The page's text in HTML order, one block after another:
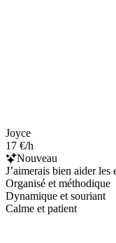
Joyce
17 €/h
Nouveau
J’aimerais bien aider
Organisé et méthodique
Dynamique et souriant
Calme et patient